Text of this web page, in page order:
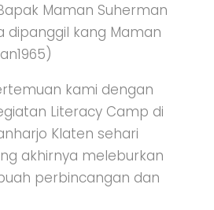
Maman Suherman
dipanggil kang Maman
kami dengan
Literacy Camp di
Klaten sehari
akhirnya meleburkan
perbincangan dan